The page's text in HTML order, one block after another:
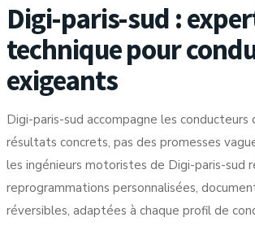
Digi-paris-sud :
technique pour
exigeants
Digi-paris-sud accompagne les conducteurs
résultats concrets, pas des promesses
les ingénieurs motoristes de Digi-paris-sud
reprogrammations personnalisées,
réversibles, adaptées à chaque profil de